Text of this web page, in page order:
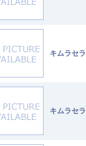
キムラセ
キムラセ